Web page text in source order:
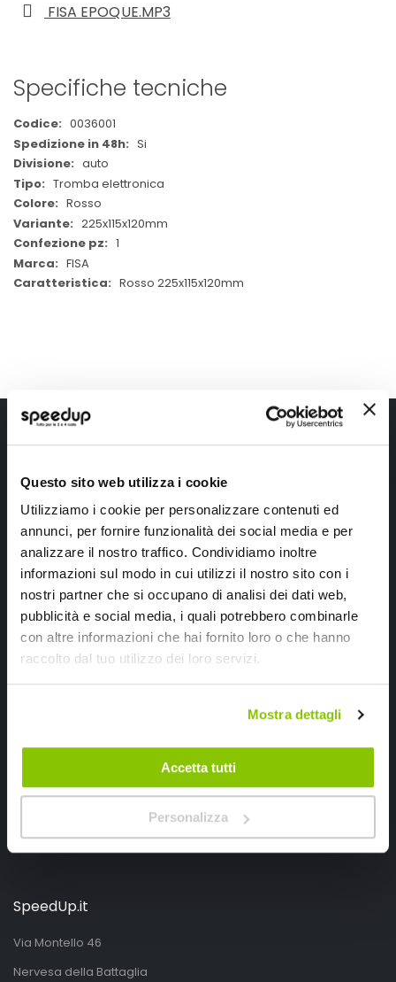
Questo sito web utilizza i cookie
Utilizziamo i cookie per personalizzare contenuti ed
annunci, per fornire funzionalità dei social media e per
analizzare il nostro traffico. Condividiamo inoltre
informazioni sul modo in cui utilizzi il nostro sito con i
nostri partner che si occupano di analisi dei dati web,
pubblicità e social media, i quali potrebbero combinarle
con altre informazioni che hai fornito loro o che hanno
raccolto dal tuo utilizzo dei loro servizi.
Mostra dettagli
Accetta tutti
Personalizza
FISA EPOQUE.MP3
Specifiche tecniche
Maggiori
Informazioni
0036001
Si
auto
Tromba elettronica
Rosso
225x115x120mm
1
FISA
Rosso 225x115x120mm
Iscriviti alla newsletter Speedup
Iscrivimi
SpeedUp.it
Via Montello 46
Nervesa della Battaglia